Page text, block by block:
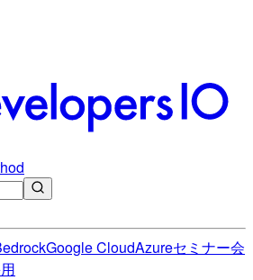
Google CloudAzureセミナー会